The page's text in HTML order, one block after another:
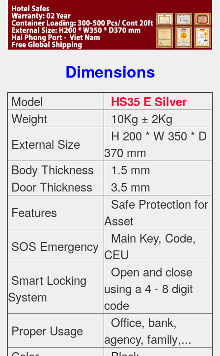
Dimensions
Model HS35 E Silver
Weight
10Kg ± 2Kg
External Size
H 200 * W 350 * D
370 mm
Body Thickness
1.5 mm
Door Thickness
3.5 mm
Features
Safe Protection for
Asset
SOS Emergency
Main Key, Code,
CEU
Smart Locking
System
Open and close
using a 4 - 8 digit
code
Proper Usage
Office, bank,
agency, family,...